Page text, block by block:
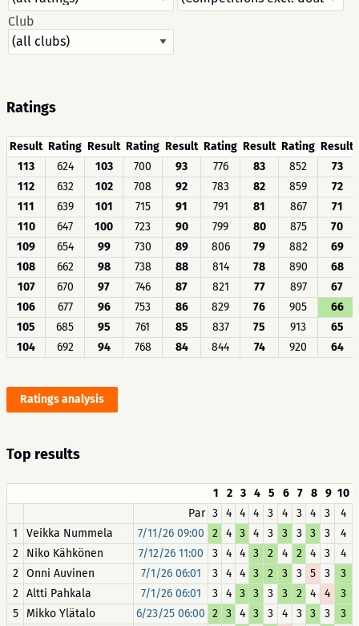
Club
Ratings
Result Rating Result Rating Result Rating Result Rating Result
113
624 103 700 93 776 83 852
73
112
632 102 708 92 783 82 859
72
111
639 101 715 91 791 81 867
71
110
647 100 723 90 799 80 875
70
109
654 99 730 89 806 79 882
69
108
662 98 738 88 814 78 890
68
107
670 97 746 87 821 77 897
67
106
677 96 753 86 829 76 905
66
105
685 95 761 85 837 75 913
65
104
692 94 768 84 844 74 920 64
Ratings analysis
Top results
1 2 3 4 5 6 7 8 9 10
Par 3 4 4 4 3 4 3 4 3 4
1
Veikka Nummela 7/11/26 09:00 2 4 3 4 3 3 3 3 3 4
2
Niko Kähkönen 7/12/26 11:00 3 4 4 3 2 4 2 4 3 4
2
Onni Auvinen 7/1/26 06:01 3 4 4 3 2 3 3 5 3 3
2
Altti Pahkala 7/1/26 06:01 3 4 3 3 3 3 2 4 4 3
5
Mikko Ylätalo 6/23/25 06:00 2 3 4 3 3 4 3 3 3 3